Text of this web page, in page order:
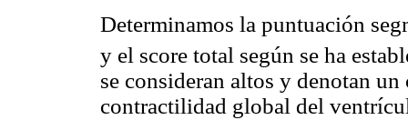
Determinamos la puntuación
y el score total según se ha
se consideran altos y denotan
contractilidad global del